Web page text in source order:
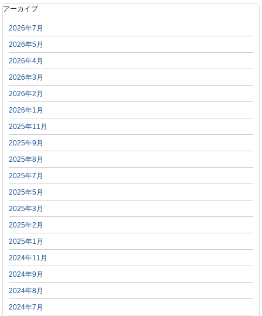
アーカイブ
2026年7月
2026年5月
2026年4月
2026年3月
2026年2月
2026年1月
2025年11月
2025年9月
2025年8月
2025年7月
2025年5月
2025年3月
2025年2月
2025年1月
2024年11月
2024年9月
2024年8月
2024年7月